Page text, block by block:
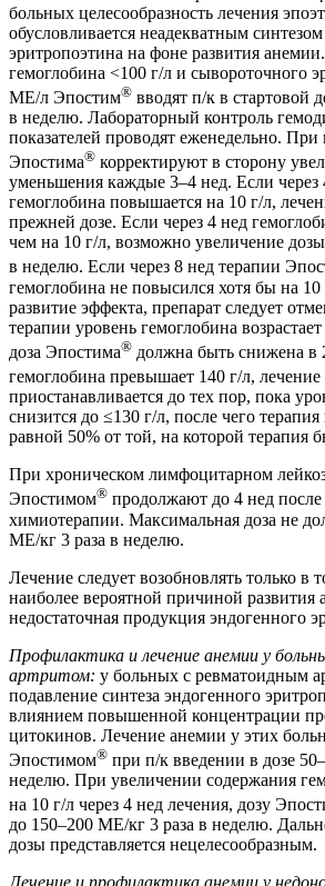
больных целесообразность лечения
обусловливается неадекватным
эритропоэтина на фоне развития
гемоглобина <100 г/л и сывороточного
МЕ/л Эпостим® вводят п/к в стартовой
в неделю. Лабораторный контроль
показателей проводят еженедельно. При
Эпостима® корректируют в сторону
уменьшения каждые 3–4 нед. Если через
гемоглобина повышается на 10 г/л,
прежней дозе. Если через 4 нед
чем на 10 г/л, возможно увеличение
в неделю. Если через 8 нед терапии
гемоглобина не повысился хотя бы на 10
развитие эффекта, препарат следует
терапии уровень гемоглобина
доза Эпостима® должна быть снижена в
гемоглобина превышает 140 г/л,
приостанавливается до тех пор, пока
снизится до ≤130 г/л, после чего
равной 50% от той, на которой терапия
При хроническом лимфоцитарном
Эпостимом® продолжают до 4 нед после
химиотерапии. Максимальная доза не
МЕ/кг 3 раза в неделю.
Лечение следует возобновлять только в
наиболее вероятной причиной развития
недостаточная продукция эндогенного
Профилактика и лечение анемии у
артритом: у больных с ревматоидным
подавление синтеза эндогенного
влиянием повышенной концентрации
цитокинов. Лечение анемии у этих
Эпостимом® при п/к введении в дозе
неделю. При увеличении содержания
на 10 г/л через 4 нед лечения, дозу
до 150–200 МЕ/кг 3 раза в неделю.
дозы представляется нецелесообразным.